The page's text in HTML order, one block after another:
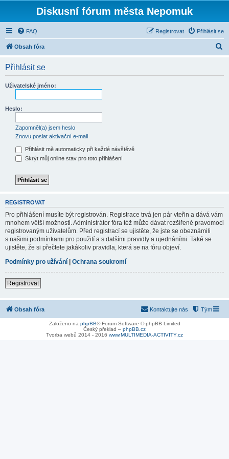
Diskusní fórum města Nepomuk
FAQ Přihlásit se
Registrovat
Obsah fóra
Přihlásit se
Uživatelské jméno:
Heslo:
Zapomněl(a) jsem heslo
Znovu poslat aktivační e-mail
Přihlásit mě automaticky při každé návštěvě
Skrýt můj online stav pro toto přihlášení
REGISTROVAT
Pro přihlášení musíte být registrován. Registrace trvá jen pár vteřin a dává vám
mnohem větší možnosti. Administrátor fóra též může dávat rozšířené pravomoci
registrovaným uživatelům. Před registrací se ujistěte, že jste se obeznámili
s našimi podmínkami pro použití a s dalšími pravidly a ujednáními. Také se
ujistěte, že si přečtete jakákoliv pravidla, která se na fóru objeví.
Podmínky pro užívání | Ochrana soukromí
Registrovat
Obsah fóra Tým
Kontaktujte nás
Založeno na phpBB® Forum Software © phpBB Limited
Český překlad – phpBB.cz
Tvorba webů 2014 - 2016 www.MULTIMEDIA-ACTIVITY.cz